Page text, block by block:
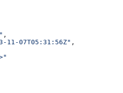
,
11-07T05:31:56Z" ,